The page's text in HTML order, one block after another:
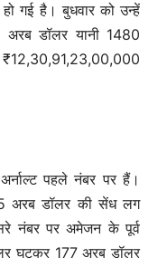
गई है। बुधवार को उन्हें
डॉलर यानी 1480
पहले नंबर पर हैं।
अरब डॉलर की सेंध लग
नंबर पर अमेजन के पूर्व
घटकर 177 अरब डॉलर